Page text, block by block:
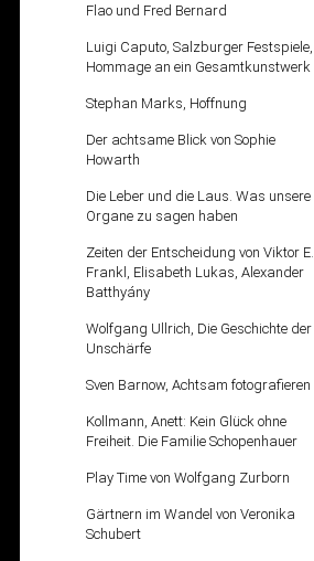
Flao und Fred Bernard
Luigi Caputo, Salzburger Festspiele,
Hommage an ein Gesamtkunstwerk
Stephan Marks, Hoffnung
Der achtsame Blick von Sophie
Howarth
Die Leber und die Laus. Was unsere
Organe zu sagen haben
Zeiten der Entscheidung von Viktor E.
Frankl, Elisabeth Lukas, Alexander
Batthyány
Wolfgang Ullrich, Die Geschichte der
Unschärfe
Sven Barnow, Achtsam fotografieren
Kollmann, Anett: Kein Glück ohne
Freiheit. Die Familie Schopenhauer
Play Time von Wolfgang Zurborn
Gärtnern im Wandel von Veronika
Schubert